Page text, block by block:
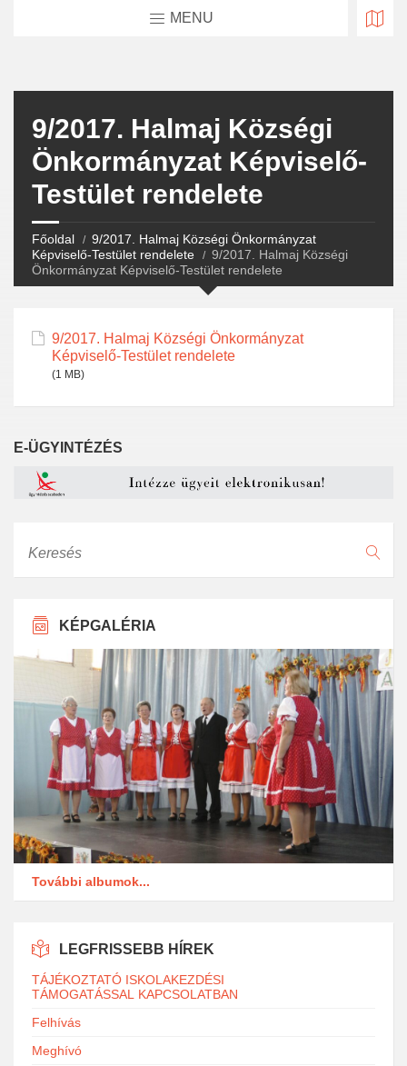
MENU
9/2017. Halmaj Községi
Önkormányzat Képviselő-
Testület rendelete
Főoldal
9/2017. Halmaj Községi Önkormányzat
Képviselő-Testület rendelete
9/2017. Halmaj Községi
Önkormányzat Képviselő-Testület rendelete
9/2017. Halmaj Községi Önkormányzat
Képviselő-Testület rendelete
(1 MB)
E-ÜGYINTÉZÉS
KÉPGALÉRIA
További albumok...
LEGFRISSEBB HÍREK
TÁJÉKOZTATÓ ISKOLAKEZDÉSI
TÁMOGATÁSSAL KAPCSOLATBAN
Felhívás
Meghívó